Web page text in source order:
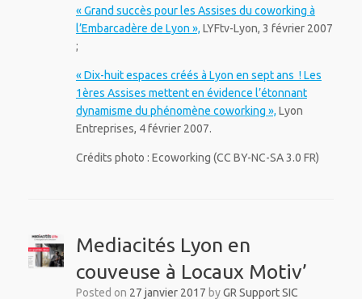
« Grand succès pour les Assises du coworking à
l’Embarcadère de Lyon », LYFtv-Lyon, 3 février 2007
;
« Dix-huit espaces créés à Lyon en sept ans ! Les
1ères Assises mettent en évidence l’étonnant
dynamisme du phénomène coworking », Lyon
Entreprises, 4 février 2007.
Crédits photo : Ecoworking (CC BY-NC-SA 3.0 FR)
Mediacités Lyon en
couveuse à Locaux Motiv’
Posted on 27 janvier 2017 byGR Support SIC